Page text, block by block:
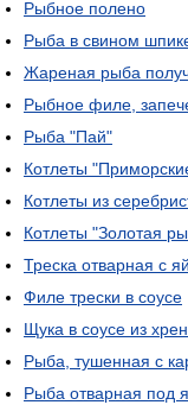
Рыбное полено
Рыба в свином
Жареная рыба
Рыбное филе,
Рыба "Пай"
Котлеты
Котлеты из
Котлеты "Золотая
Треска отварная с
Филе трески в соусе
Щука в соусе из
Рыба, тушенная с
Рыба отварная под